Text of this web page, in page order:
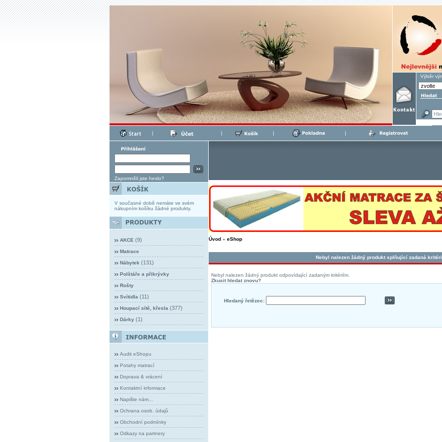
Výběr
| | | |
Zapomněli jste heslo?
V současné době nemáte ve svém
nákupním košíku žádné produkty.
AKCE (9)
Matrace
Nábytek (131)
Polštáře a přikrývky
Rošty
Svítidla (11)
Houpací sítě, křesla (377)
Dárky(1)
Audit eShopu
Potahy matrací
Doprava & vrácení
Kontaktní informace
Napište nám...
Ochrana osob. údajů
Obchodní podmínky
Odkazy na partnery
Úvod» eShop
Nebyl nalezen žádný produkt splňující zadaná
Nebyl nalezen žádný produkt odpovídající zadaným kritériím.
Zkusit hledat znovu?
Hledaný řetězec: